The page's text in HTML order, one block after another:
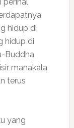
hidup di
hidup di
Buddha
manakala
terus
yang